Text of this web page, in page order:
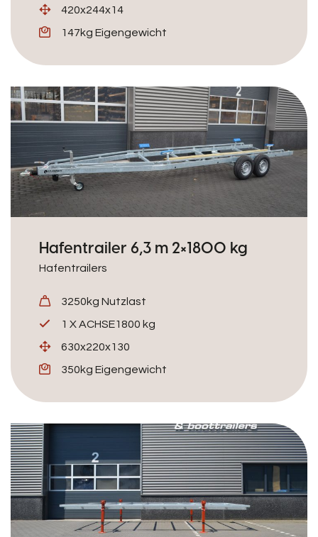
420x244x14
147kg Eigengewicht
Hafentrailer 6,3 m 2×1800 kg
Hafentrailers
3250kg Nutzlast
1 X ACHSE1800 kg
630x220x130
350kg Eigengewicht